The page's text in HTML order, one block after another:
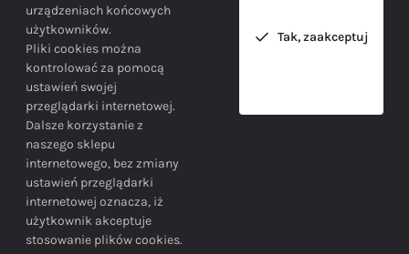
INFORMACJE
SIEDZIBA FIRMY
urządzeniach końcowych
użytkowników.
Pliki cookies można
kontrolować za pomocą
ustawień swojej
przeglądarki internetowej.
Dalsze korzystanie z
naszego sklepu
internetowego, bez zmiany
ustawień przeglądarki
internetowej oznacza, iż
użytkownik akceptuje
stosowanie plików cookies.
Tak, zaakceptuj